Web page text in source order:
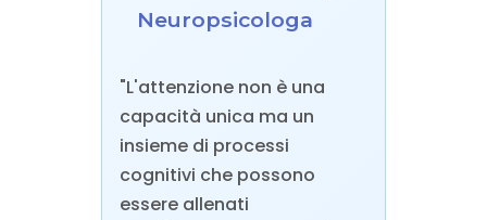
Neuropsicologa
"L'attenzione non è una
capacità unica ma un
insieme di processi
cognitivi che possono
essere allenati